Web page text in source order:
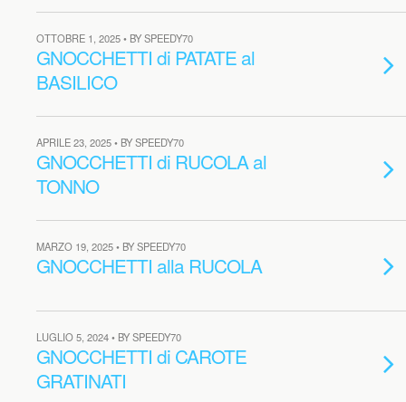
OTTOBRE 1, 2025 • BY SPEEDY70
GNOCCHETTI di PATATE al
BASILICO
APRILE 23, 2025 • BY SPEEDY70
GNOCCHETTI di RUCOLA al
TONNO
MARZO 19, 2025 • BY SPEEDY70
GNOCCHETTI alla RUCOLA
LUGLIO 5, 2024 • BY SPEEDY70
GNOCCHETTI di CAROTE
GRATINATI